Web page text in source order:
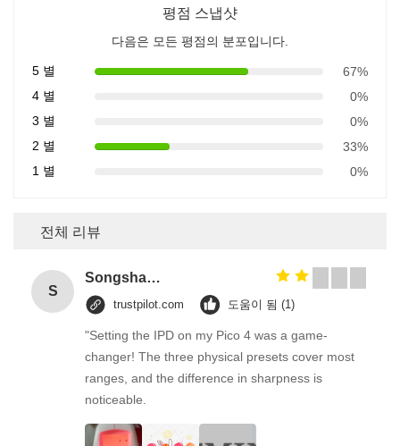
평점 스냅샷
다음은 모든 평점의 분포입니다.
5 별
67%
4 별
0%
3 별
0%
2 별
33%
1 별
0%
전체 리뷰
S
Songshang
trustpilot.com 도움이 됨 (1)
"Setting the IPD on my Pico 4 was a game-
changer! The three physical presets cover most
ranges, and the difference in sharpness is
noticeable.